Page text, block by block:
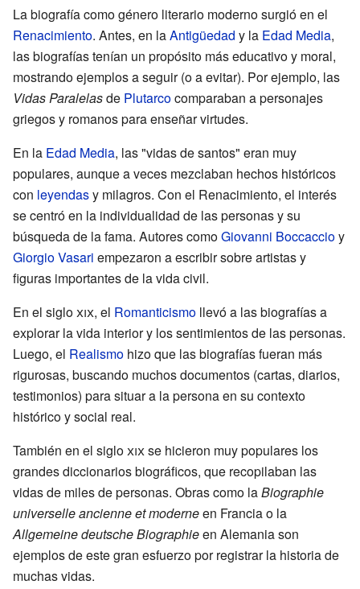
La biografía como género literario moderno surgió en el
Renacimiento. Antes, en laAntigüedad y la Edad Media,
las biografías tenían un propósito más educativo y moral,
mostrando ejemplos a seguir (o a evitar). Por ejemplo, las
Vidas Paralelasde Plutarcocomparaban a personajes
griegos y romanos para enseñar virtudes.
En la Edad Media, las "vidas de santos" eran muy
populares, aunque a veces mezclaban hechos históricos
con leyendasy milagros. Con el Renacimiento, el interés
se centró en la individualidad de las personas y su
búsqueda de la fama. Autores comoGiovanni Boccaccioy
Giorgio Vasari empezaron a escribir sobre artistas y
figuras importantes de la vida civil.
En el sigloxix, el Romanticismo llevó a las biografías a
explorar la vida interior y los sentimientos de las personas.
Luego, el Realismo hizo que las biografías fueran más
rigurosas, buscando muchos documentos (cartas, diarios,
testimonios) para situar a la persona en su contexto
histórico y social real.
También en el sigloxix se hicieron muy populares los
grandes diccionarios biográficos, que recopilaban las
vidas de miles de personas. Obras como laBiographie
universelle ancienne et moderneen Francia o la
Allgemeine deutsche Biographieen Alemania son
ejemplos de este gran esfuerzo por registrar la historia de
muchas vidas.